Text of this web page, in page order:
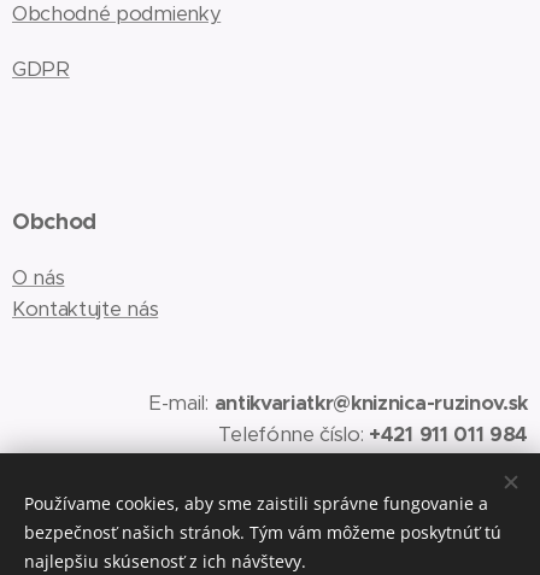
Obchodné podmienky
GDPR
Obchod
O nás
Kontaktujte nás
E-mail: antikvariatkr@kniznica-ruzinov.sk
Telefónne číslo: +421 911 011 984
Vytvorené službouWebnode Cookies
Používame cookies, aby sme zaistili správne fungovanie a
bezpečnosť našich stránok. Tým vám môžeme poskytnúť tú
najlepšiu skúsenosť z ich návštevy.